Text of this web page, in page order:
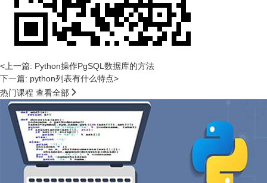
<上一篇: Python操作PgSQL数据库的方法
下一篇: python列表有什么特点>
热门课程 查看全部 